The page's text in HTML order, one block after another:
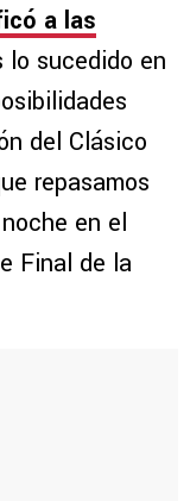
a las
lo sucedido en
del Clásico
repasamos
en el
Final de la